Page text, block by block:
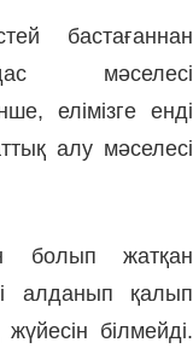
бастағаннан
мәселесі
елімізге енді
алу мәселесі
болып жатқан
алданып қалып
білмейді.